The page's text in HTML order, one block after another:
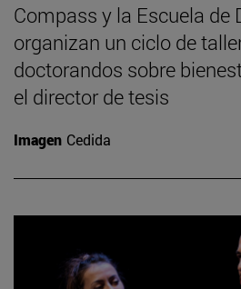
Compass y la Escuela de
organizan un ciclo de
doctorandos sobre
el director de tesis
Imagen Cedida